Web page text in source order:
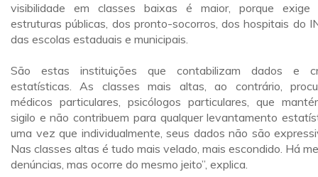
visibilidade em classes baixas é maior, porque exige
estruturas públicas, dos pronto-socorros, dos hospitais do
das escolas estaduais e municipais.
São estas instituições que contabilizam dados e
estatísticas. As classes mais altas, ao contrário,
médicos particulares, psicólogos particulares, que
sigilo e não contribuem para qualquer levantamento
uma vez que individualmente, seus dados não são
Nas classes altas é tudo mais velado, mais escondido. Há
denúncias, mas ocorre do mesmo jeito”, explica.